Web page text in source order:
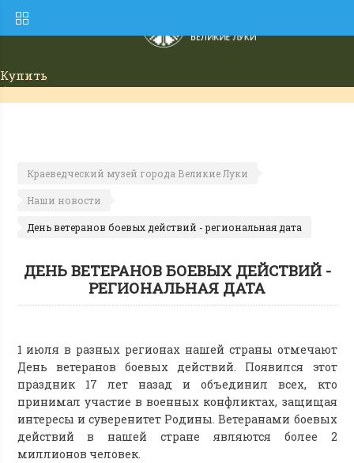
Купить
билет
Краеведческий музей города Великие Луки
Наши новости
День ветеранов боевых действий - региональная дата
ДЕНЬ ВЕТЕРАНОВ БОЕВЫХ ДЕЙСТВИЙ -
РЕГИОНАЛЬНАЯ ДАТА
1 июля в разных регионах нашей страны отмечают
День ветеранов боевых действий. Появился этот
праздник 17 лет назад и объединил всех, кто
принимал участие в военных конфликтах, защищая
интересы и суверенитет Родины. Ветеранами боевых
действий в нашей стране являются более 2
миллионов человек.